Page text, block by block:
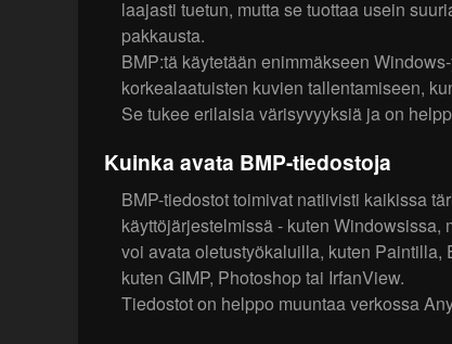
laajasti tuetun, mutta se tuottaa usein
pakkausta.
BMP:tä käytetään enimmäkseen
korkealaatuisten kuvien tallentamiseen,
Se tukee erilaisia värisyvyyksiä ja on
Kuinka avata BMP-tiedostoja
BMP-tiedostot toimivat natiivisti kaikissa
käyttöjärjestelmissä - kuten Windowsissa,
voi avata oletustyökaluilla, kuten
kuten GIMP, Photoshop tai IrfanView.
Tiedostot on helppo muuntaa verkossa